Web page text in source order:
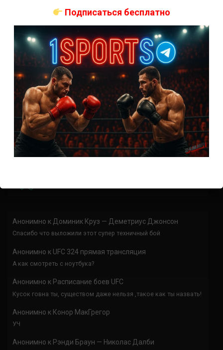
Наталья Сильва на UFC 324: статистика и рекорд
Роуз Намаюнас: статистика и рекорд к турниру UFC
324
Где смотреть бой Сильва — Намаюнас на UFC 324:
время начала
Прогноз на бой Сильва — Намаюнас на UFC 324:
коэффициенты
Арнольд Аллен на UFC 324: статистика и рекорд
ПРИСОЕДИНЯЙСЯ
Анонимно к Доминик Круз — Деметриус Джонсон
Спасибо что выложили этот супер техничный бой
Анонимно к UFC 324 прямая трансляция
А как смотреть с ноутбука?
Анонимно к Расписание боев UFC
Кусок говна ты, существом даже нельзя ,такое как ты назвать!
Анонимно к Конор МакГрегор
УЧ
Анонимно к Рэнди Браун — Николас Далби
Подписаться бесплатно